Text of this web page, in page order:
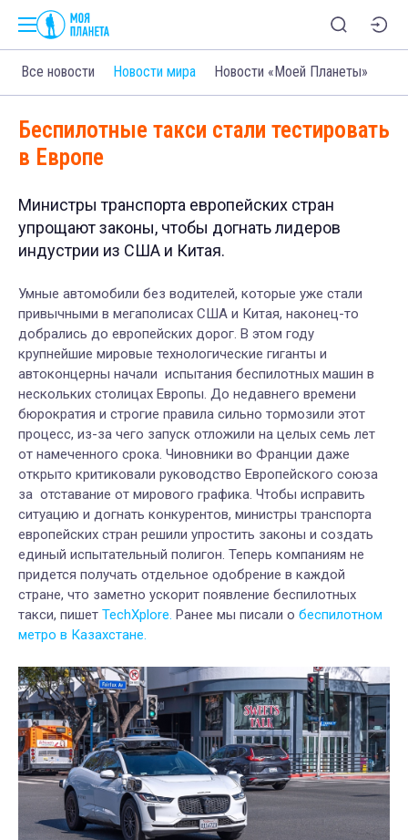
Все новости Новости мира Новости «Моей Планеты»
Беспилотные такси стали тестировать
в Европе
Министры транспорта европейских стран
упрощают законы, чтобы догнать лидеров
индустрии из США и Китая.
Умные автомобили без водителей, которые уже стали
привычными в мегаполисах США и Китая, наконец-то
добрались до европейских дорог. В этом году
крупнейшие мировые технологические гиганты и
автоконцерны начали испытания беспилотных машин в
нескольких столицах Европы. До недавнего времени
бюрократия и строгие правила сильно тормозили этот
процесс, из-за чего запуск отложили на целых семь лет
от намеченного срока. Чиновники во Франции даже
открыто критиковали руководство Европейского союза
за отставание от мирового графика. Чтобы исправить
ситуацию и догнать конкурентов, министры транспорта
европейских стран решили упростить законы и создать
единый испытательный полигон. Теперь компаниям не
придется получать отдельное одобрение в каждой
стране, что заметно ускорит появление беспилотных
такси, пишет TechXplore. Ранее мы писали о беспилотном
метро в Казахстане.